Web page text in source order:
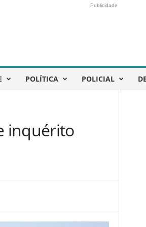
Publicidade
POLÍTICA POLICIAL
inquérito